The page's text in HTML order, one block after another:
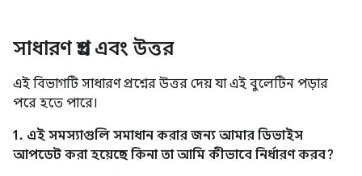
সাধারণ প্রশ্ন এবং উত্তর
এই বিভাগটি সাধারণ প্রশ্নের উত্তর দেয় যা এই বুলেটিন পড়ার
পরে হতে পারে।
1. এই সমস্যাগুলি সমাধান করার জন্য আমার ডিভাইস
আপডেট করা হয়েছে কিনা তা আমি কীভাবে নির্ধারণ করব?